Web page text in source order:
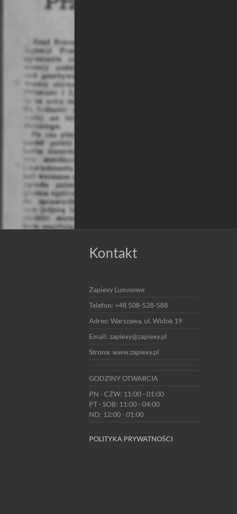
Kontakt
Zapiexy Luxusowe
Telefon: +48 508-528-588
Adres: Warszawa, ul. Widok 19
Email: zapiexy@zapiexy.pl
Strona: www.zapiexy.pl
GODZINY OTWARCIA
PN - CZW: 11:00 - 01:00
PT - SOB: 11:00 - 04:00
ND: 12:00 - 01:00
POLITYKA PRYWATNOŚCI